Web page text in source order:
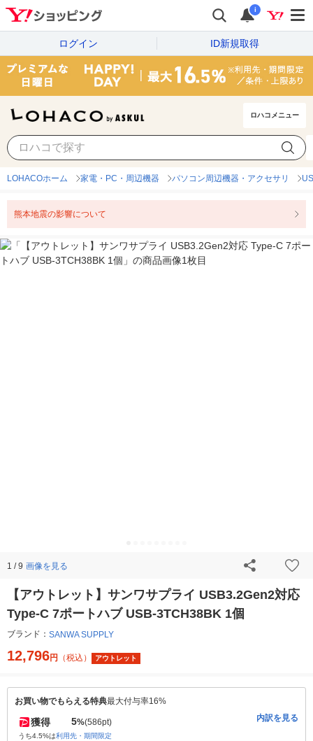
i
ログイン ID新規取得
ロハコメニュー
LOHACOホーム 家電・PC・周辺機器 パソコン周辺機器・アクセサリ
熊本地震の影響について
1 / 9 画像を見る
【アウトレット】サンワサプライ USB3.2Gen2対応
Type-C 7ポートハブ USB-3TCH38BK 1個
ブランド： SANWA SUPPLY
12,796円 （税込） アウトレット
お買い物でもらえる特典最大付与率16%
獲得 5%(586pt)
うち4.5%は利用先・期間限定
内訳を見る